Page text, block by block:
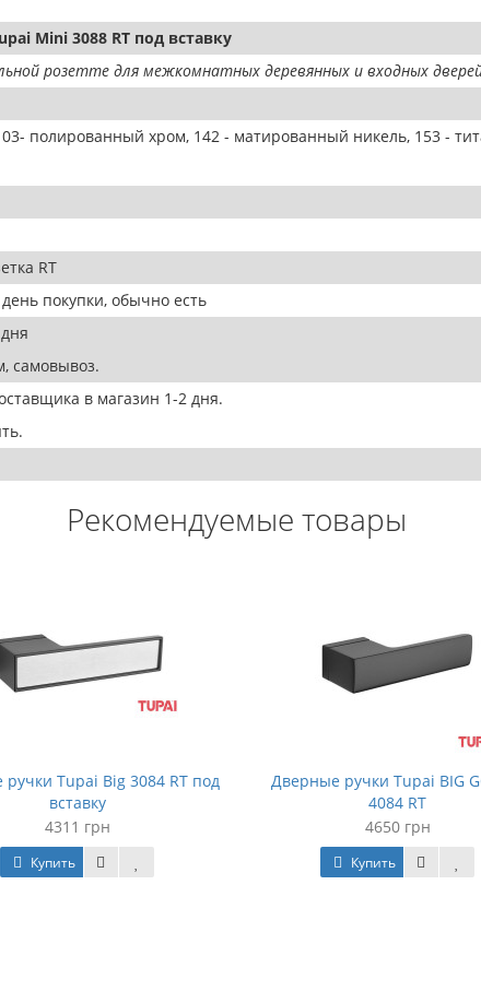
Mini 3088 RT под вставку
розетте для межкомнатных деревянных и входных
03- полированный хром, 142 - матированный никель, 153 -
RT
покупки, обычно есть
самовывоз.
в магазин 1-2 дня.
Рекомендуемые товары
Tupai Big 3084 RT под
вставку
4311 грн
Купить
Дверные ручки Tupai BIG
4084 RT
4650 грн
Купить